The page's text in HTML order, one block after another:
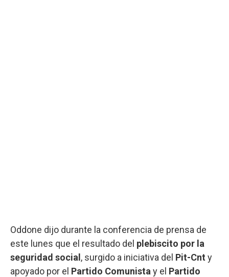
Oddone dijo durante la conferencia de prensa de
este lunes que el resultado del plebiscito por la
seguridad social , surgido a iniciativa del Pit-Cnt y
apoyado por el Partido Comunista y el Partido